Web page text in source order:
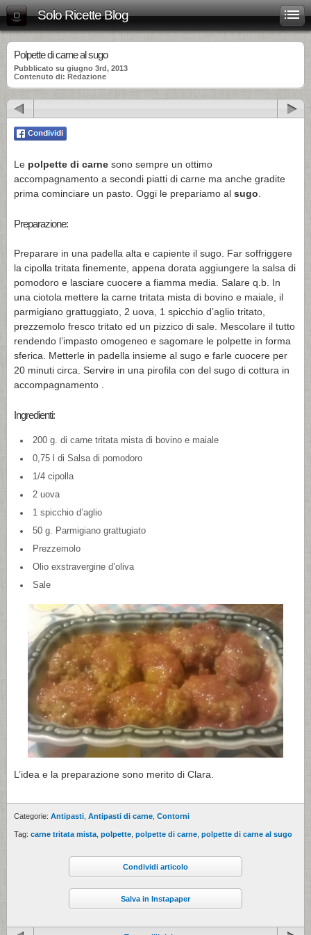
Solo Ricette Blog
Polpette di carne al sugo
Pubblicato su giugno 3rd, 2013
Contenuto di: Redazione
Le polpette di carne sono sempre un ottimo
accompagnamento a secondi piatti di carne ma anche gradite
prima cominciare un pasto. Oggi le prepariamo al sugo
Preparazione:
Preparare in una padella alta e capiente il sugo. Far soffriggere
la cipolla tritata finemente, appena dorata aggiungere la salsa di
pomodoro e lasciare cuocere a fiamma media. Salare q.b. In
una ciotola mettere la carne tritata mista di bovino e maiale, il
parmigiano grattuggiato, 2 uova, 1 spicchio d’aglio tritato,
prezzemolo fresco tritato ed un pizzico di sale. Mescolare il tutto
rendendo l’impasto omogeneo e sagomare le polpette in forma
sferica. Metterle in padella insieme al sugo e farle cuocere per
20 minuti circa. Servire in una pirofila con del sugo di cottura in
accompagnamento .
Ingredienti:
200 g. di carne tritata mista di bovino e maiale
0,75 l di Salsa di pomodoro
1/4 cipolla
2 uova
1 spicchio d’aglio
50 g. Parmigiano grattugiato
Prezzemolo
Olio exstravergine d’oliva
Sale
L’idea e la preparazione sono merito di Clara.
Categorie: Antipasti Antipasti di carne Contorni
Tag: carne tritata mista polpette polpette di carne polpette di carne al sugo
Condividi articolo
Salva in Instapaper